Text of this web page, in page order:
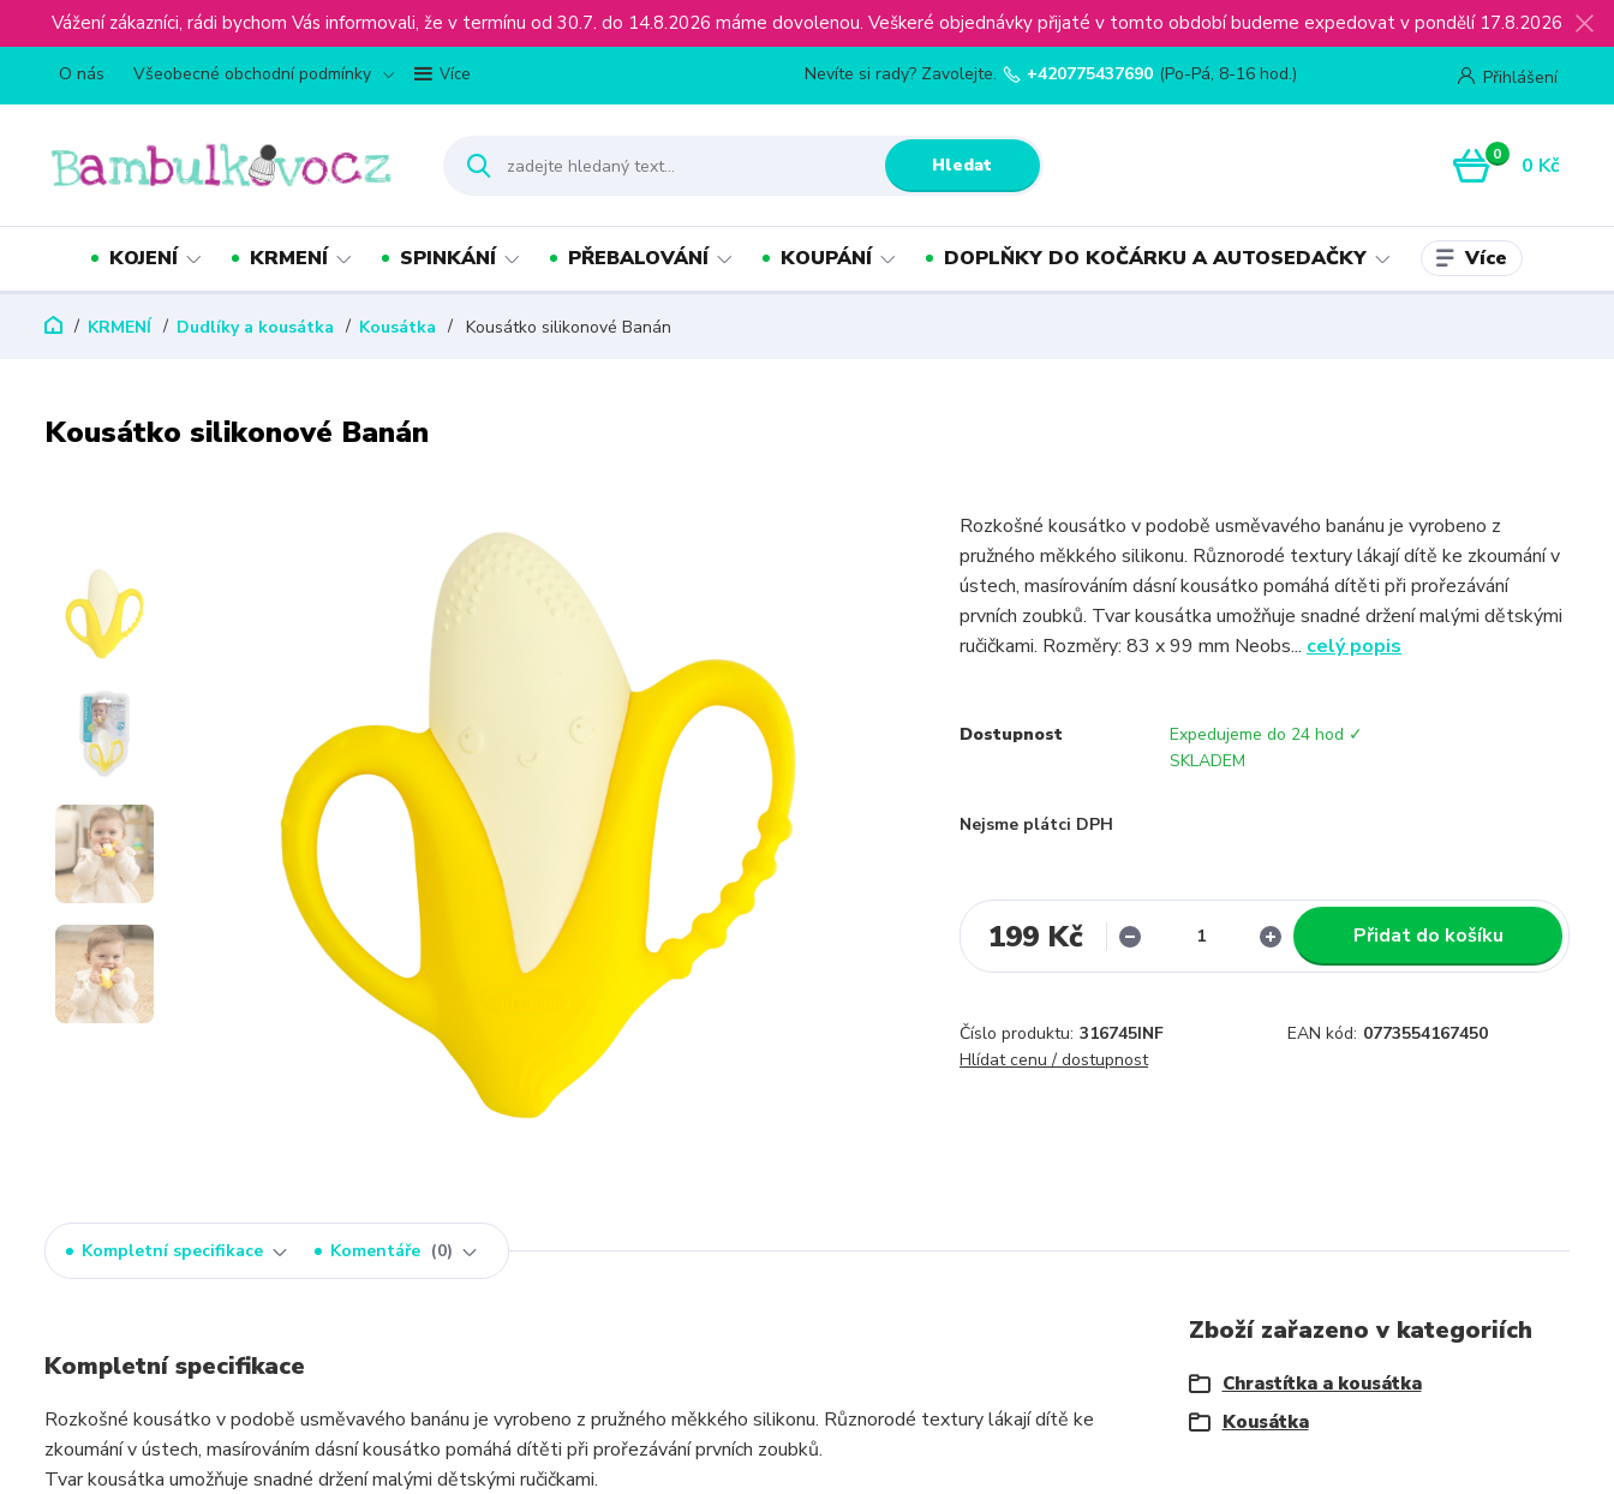
Vážení zákazníci, rádi bychom Vás informovali, že v termínu od 30.7. do 14.8.2026 máme dovolenou. Veškeré objednávky přijaté v tomto období budeme expedovat v pondělí 17.8.2026
O nás Všeobecné obchodní podmínky Více Přihlášení
Hledat
Nevíte si rady? Zavolejte. +420775437690 (Po-Pá, 8-16 hod.)
0 0 Kč
KOJENÍ KRMENÍ SPINKÁNÍ PŘEBALOVÁNÍ KOUPÁNÍ DOPLŇKY DO KOČÁRKU A AUTOSEDAČKY Více
KRMENÍ Dudlíky a kousátka Kousátka Kousátko silikonové Banán
Kousátko silikonové Banán
Rozkošné kousátko v podobě usměvavého banánu je vyrobeno z
pružného měkkého silikonu. Různorodé textury lákají dítě ke zkoumání v
ústech, masírováním dásní kousátko pomáhá dítěti při prořezávání
prvních zoubků. Tvar kousátka umožňuje snadné držení malými dětskými
ručičkami. Rozměry: 83 x 99 mm Neobs... celý popis
Dostupnost
Expedujeme do 24 hod ✓
SKLADEM
Nejsme plátci DPH
199 Kč Přidat do košíku
Číslo produktu: 316745INF EAN kód: 0773554167450
Hlídat cenu / dostupnost
Kompletní specifikace Komentáře 0
Kompletní specifikace
Rozkošné kousátko v podobě usměvavého banánu je vyrobeno z pružného měkkého silikonu. Různorodé textury lákají dítě ke
zkoumání v ústech, masírováním dásní kousátko pomáhá dítěti při prořezávání prvních zoubků.
Tvar kousátka umožňuje snadné držení malými dětskými ručičkami.
Zboží zařazeno v kategoriích
Chrastítka a kousátka
Kousátka